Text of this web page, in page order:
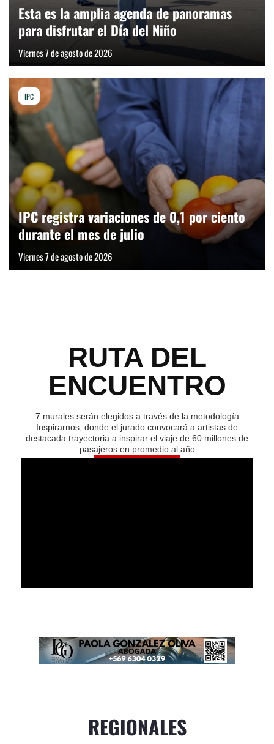
Esta es la amplia agenda de panoramas
para disfrutar el Día del Niño
Viernes 7 de agosto de 2026
IPC
IPC registra variaciones de 0,1 por ciento
durante el mes de julio
Viernes 7 de agosto de 2026
RUTA DEL
ENCUENTRO
7 murales serán elegidos a través de la metodología
Inspirarnos; donde el jurado convocará a artistas de
destacada trayectoria a inspirar el viaje de 60 millones de
pasajeros en promedio al año
REGIONALES